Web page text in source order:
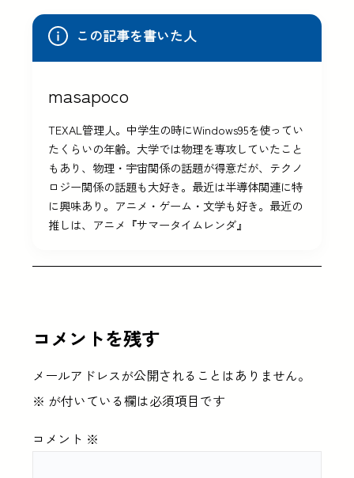
この記事を書いた人
masapoco
TEXAL管理人。中学生の時にWindows95を使ってい
たくらいの年齢。大学では物理を専攻していたこと
もあり、物理・宇宙関係の話題が得意だが、テクノ
ロジー関係の話題も大好き。最近は半導体関連に特
に興味あり。アニメ・ゲーム・文学も好き。最近の
推しは、アニメ『サマータイムレンダ』
コメントを残す
メールアドレスが公開されることはありません。
※ が付いている欄は必須項目です
コメント ※